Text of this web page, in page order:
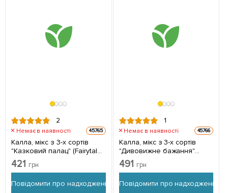
2
Немає в наявності 45765
Калла, мікс з 3-х сортів
"Казковий палац" (Fairytale
palace) 3шт в комплекті
421 грн
Повідомити про надходження
1
Немає в наявності 45766
Калла, мікс з 3-х сортів
"Дивовижне бажання"
(Astonishing Desire) 3шт в
комплекті
491 грн
Повідомити про надходження